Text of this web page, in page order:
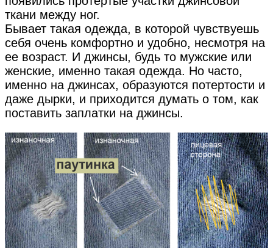
ткани между ног.
Бывает такая одежда, в которой чувствуешь
себя очень комфортно и удобно, несмотря на
ее возраст. И джинсы, будь то мужские или
женские, именно такая одежда. Но часто,
именно на джинсах, образуются потертости и
даже дырки, и приходится думать о том, как
поставить заплатки на джинсы.